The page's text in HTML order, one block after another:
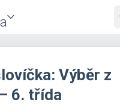
Výběr z
6. třída